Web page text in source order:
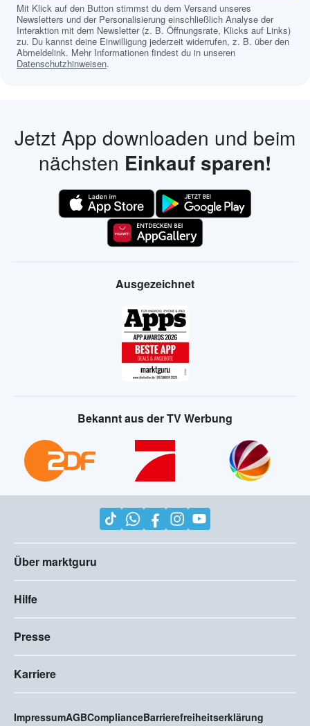
Mit Klick auf den Button stimmst du dem Versand unseres
Newsletters und der Personalisierung einschließlich Analyse der
Interaktion mit dem Newsletter (z. B. Öffnungsrate, Klicks auf Links)
zu. Du kannst deine Einwilligung jederzeit widerrufen, z. B. über den
Abmeldelink. Mehr Informationen findest du in unseren
Datenschutzhinweisen.
Jetzt App downloaden und beim
nächsten Einkauf sparen!
Ausgezeichnet
Bekannt aus der TV Werbung
Über marktguru
Hilfe
Presse
Karriere
ImpressumAGBComplianceBarrierefreiheitserklärung